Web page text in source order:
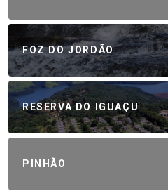
FOZ DO JORDÃO
RESERVA DO IGUAÇU
PINHÃO